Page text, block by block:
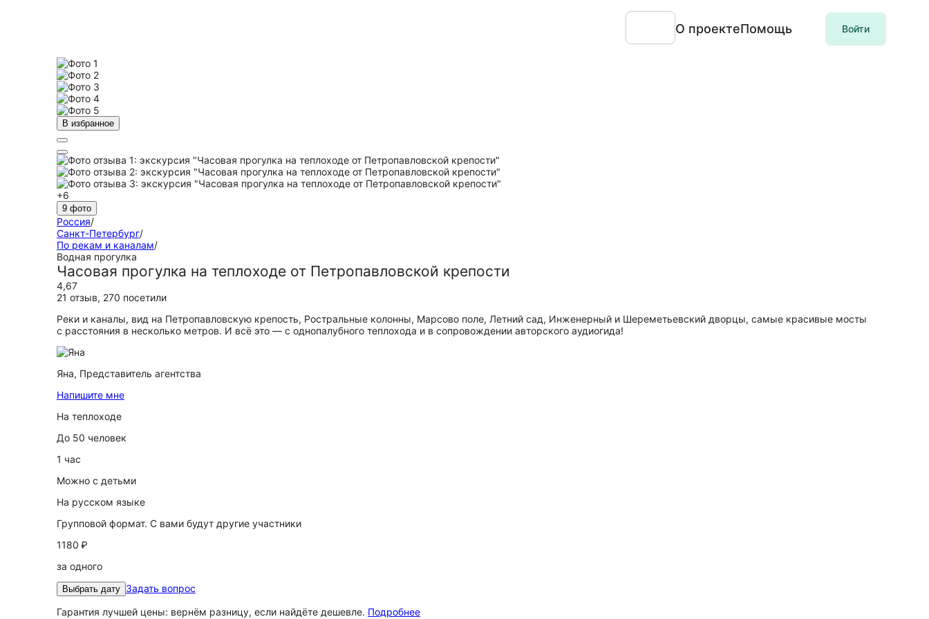
О проектеПомощь Войти
В избранное
+6
9 фото
Россия/
Санкт-Петербург/
По рекам и каналам/
Водная прогулка
Часовая прогулка на теплоходе от Петропавловской крепости
4,67
21 отзыв, 270 посетили
Реки и каналы, вид на Петропавловскую крепость, Ростральные колонны, Марсово поле, Летний сад, Инженерный и Шереметьевский дворцы, самые красивые мосты
с расстояния в несколько метров. И всё это — с однопалубного теплохода и в сопровождении авторского аудиогида!
Яна, Представитель агентства
Напишите мне
На теплоходе
До 50 человек
1 час
Можно с детьми
На русском языке
Групповой формат. С вами будут другие участники
1180 ₽
за одного
Выбрать дату Задать вопрос
Гарантия лучшей цены: вернём разницу, если найдёте дешевле. Подробнее